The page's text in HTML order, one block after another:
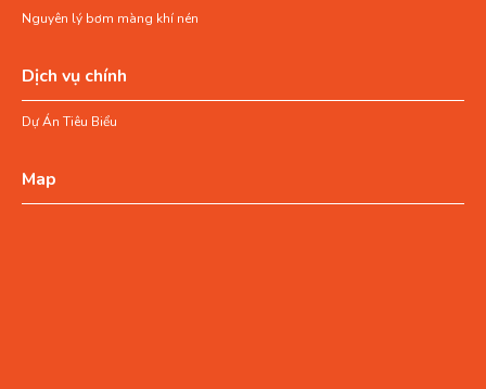
Nguyên lý bơm màng khí nén
Dịch vụ chính
Dự Án Tiêu Biểu
Map